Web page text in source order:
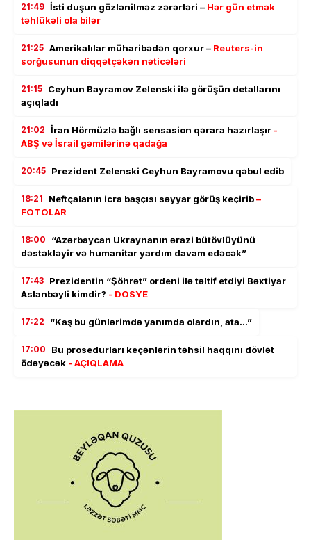
21:49 İsti duşun gözlənilməz zərərləri – Hər gün etmək
təhlükəli ola bilər
21:25 Amerikalılar müharibədən qorxur – Reuters-in
sorğusunun diqqətçəkən nəticələri
21:15 Ceyhun Bayramov Zelenski ilə görüşün detallarını
açıqladı
21:02 İran Hörmüzlə bağlı sensasion qərara hazırlaşır -
ABŞ və İsrail gəmilərinə qadağa
20:45 Prezident Zelenski Ceyhun Bayramovu qəbul edib
18:21 Neftçalanın icra başçısı səyyar görüş keçirib–
FOTOLAR
18:00
“Azərbaycan Ukraynanın ərazi bütövlüyünü
dəstəkləyir və humanitar yardım davam edəcək”
17:43 Prezidentin “Şöhrət” ordeni ilə təltif etdiyi Bəxtiyar
Aslanbəyli kimdir? - DOSYE
17:22 “Kaş bu günlərimdə yanımda olardın, ata…”
17:00
Bu prosedurları keçənlərin təhsil haqqını dövlət
ödəyəcək - AÇIQLAMA